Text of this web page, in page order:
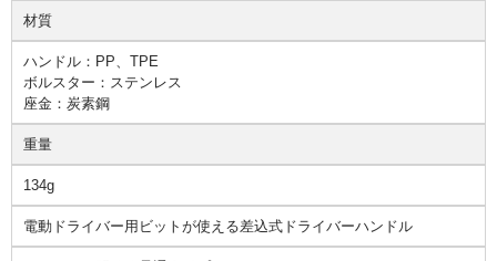
材質
ハンドル：PP、TPE
ボルスター：ステンレス
座金：炭素鋼
重量
134g
電動ドライバー用ビットが使える差込式ドライバーハンドル